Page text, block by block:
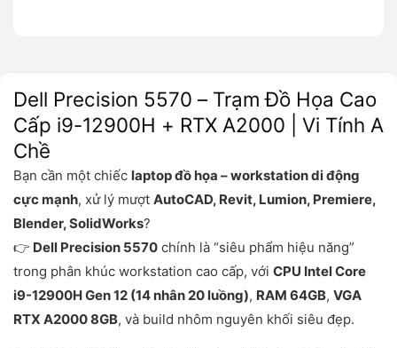
Dell Precision 5570 – Trạm Đồ Họa Cao
Cấp i9-12900H + RTX A2000 | Vi Tính A
Chề
Bạn cần một chiếc laptop đồ họa – workstation di động
cực mạnh, xử lý mượt AutoCAD, Revit, Lumion, Premiere,
Blender, SolidWorks?
👉 Dell Precision 5570 chính là “siêu phẩm hiệu năng”
trong phân khúc workstation cao cấp, với CPU Intel Core
i9-12900H Gen 12 (14 nhân 20 luồng), RAM 64GB, VGA
RTX A2000 8GB, và build nhôm nguyên khối siêu đẹp.